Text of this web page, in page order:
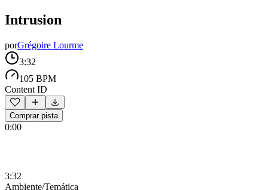
Intrusion
porGrégoire Lourme
3:32
105 BPM
Content ID
Comprar pista
0:00
3:32
Ambiente/Temática